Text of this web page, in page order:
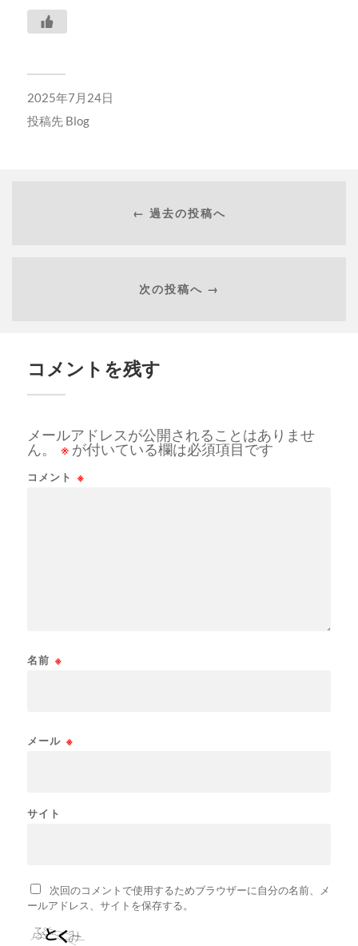
2025年7月24日
投稿先 Blog
← 過去の投稿へ
次の投稿へ →
コメントを残す
メールアドレスが公開されることはありませ
ん。
※ が付いている欄は必須項目です
コメント ※
名前 ※
メール ※
サイト
次回のコメントで使用するためブラウザーに自分の名前、メ
ールアドレス、サイトを保存する。